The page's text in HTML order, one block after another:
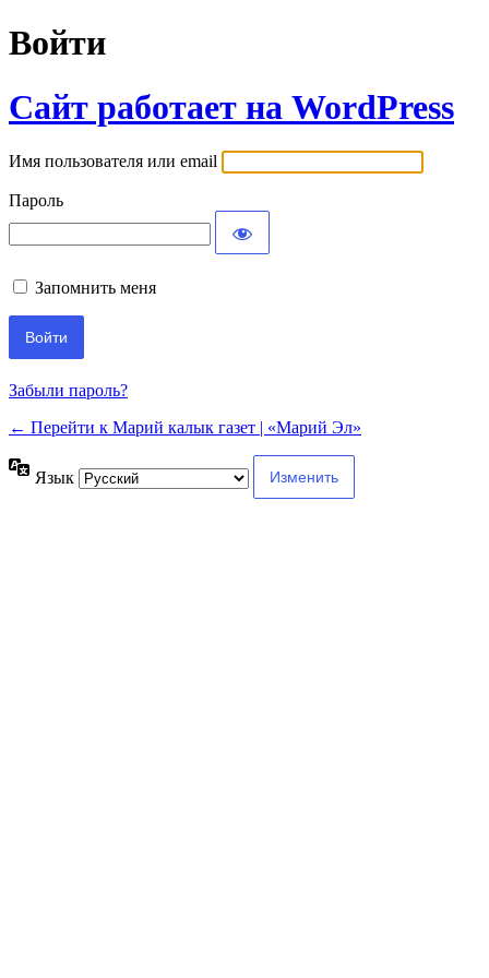
Войти
Сайт работает на WordPress
Имя пользователя или email
Пароль
Запомнить меня
Забыли пароль?
← Перейти к Марий калык газет | «Марий Эл»
Язык